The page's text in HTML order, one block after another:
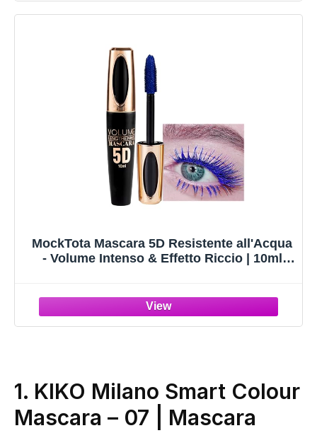
MockTota Mascara 5D Resistente all'Acqua
- Volume Intenso & Effetto Riccio | 10ml
1. KIKO Milano Smart Colour
Mascara – 07 | Mascara